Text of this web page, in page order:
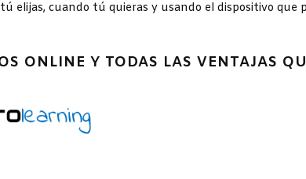
elijas, cuando tú quieras y usando el dispositivo que
ONLINE Y TODAS LAS VENTAJAS